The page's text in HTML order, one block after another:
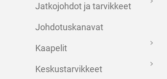
Jatkojohdot ja tarvikkeet
Johdotuskanavat
Kaapelit
Keskustarvikkeet